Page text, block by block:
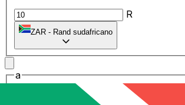
R
ZAR - Rand sudafricano
a